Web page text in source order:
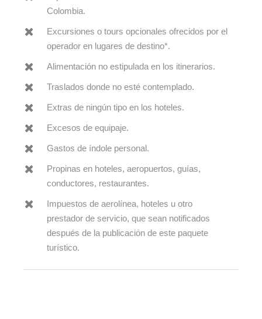
Colombia.
Excursiones o tours opcionales ofrecidos por el
operador en lugares de destino*.
Alimentación no estipulada en los itinerarios.
Traslados donde no esté contemplado.
Extras de ningún tipo en los hoteles.
Excesos de equipaje.
Gastos de índole personal.
Propinas en hoteles, aeropuertos, guías,
conductores, restaurantes.
Impuestos de aerolínea, hoteles u otro
prestador de servicio, que sean notificados
después de la publicación de este paquete
turístico.